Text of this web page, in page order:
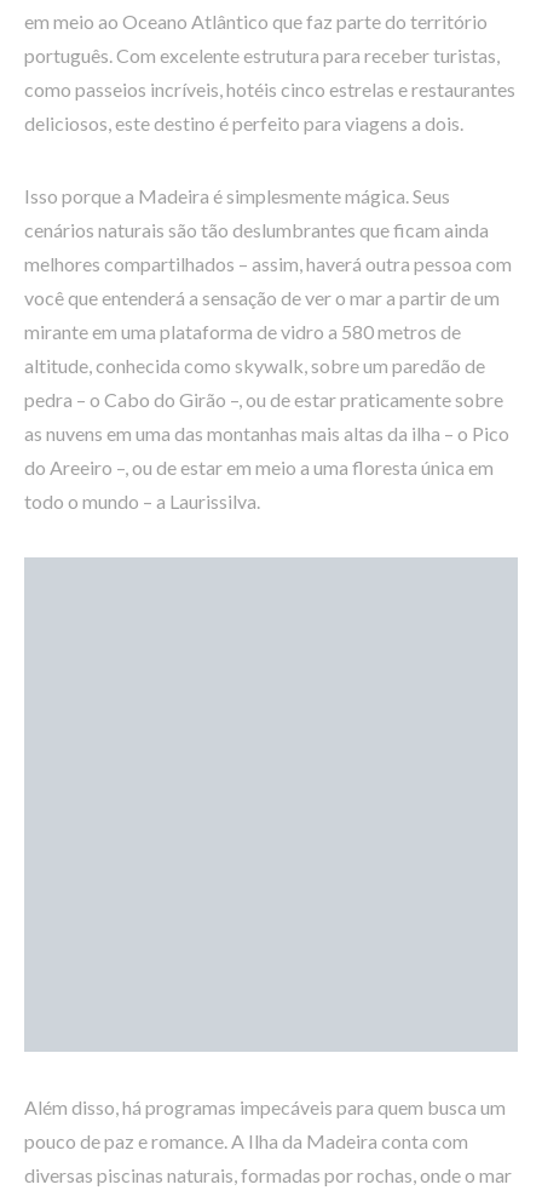
em meio ao Oceano Atlântico que faz parte do território
português. Com excelente estrutura para receber turistas,
como passeios incríveis, hotéis cinco estrelas e restaurantes
deliciosos, este destino é perfeito para viagens a dois.
Isso porque a Madeira é simplesmente mágica. Seus
cenários naturais são tão deslumbrantes que ficam ainda
melhores compartilhados – assim, haverá outra pessoa com
você que entenderá a sensação de ver o mar a partir de um
mirante em uma plataforma de vidro a 580 metros de
altitude, conhecida como skywalk, sobre um paredão de
pedra – o Cabo do Girão –, ou de estar praticamente sobre
as nuvens em uma das montanhas mais altas da ilha – o Pico
do Areeiro –, ou de estar em meio a uma floresta única em
todo o mundo – a Laurissilva.
Além disso, há programas impecáveis para quem busca um
pouco de paz e romance. A Ilha da Madeira conta com
diversas piscinas naturais, formadas por rochas, onde o mar